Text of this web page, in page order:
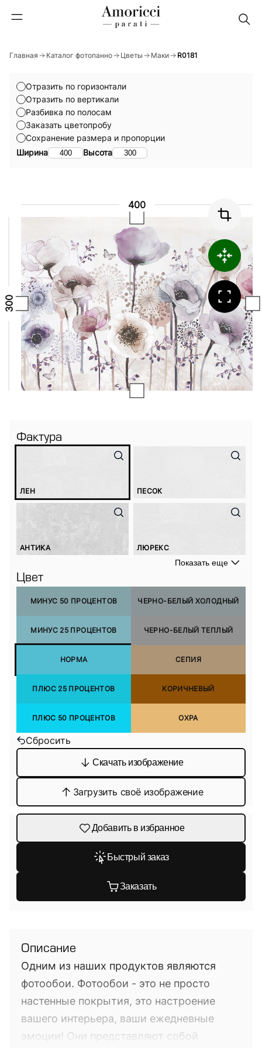
Главная Каталог фотопанно Цветы Маки R0181
Ширина Высота
Сохранение размера и пропорции
Отразить по горизонтали
Отразить по вертикали
Разбивка по полосам
Заказать цветопробу
Фактура
ЛЕН ПЕСОК
АНТИКА ЛЮРЕКС
Показать еще
Цвет
МИНУС 50 ПРОЦЕНТОВ
МИНУС 25 ПРОЦЕНТОВ
НОРМА
ПЛЮС 25 ПРОЦЕНТОВ
ПЛЮС 50 ПРОЦЕНТОВ
ЧЕРНО-БЕЛЫЙ ХОЛОДНЫЙ
ЧЕРНО-БЕЛЫЙ ТЕПЛЫЙ
СЕПИЯ
КОРИЧНЕВЫЙ
ОХРА
Сбросить
Скачать изображение
Загрузить своё изображение
Добавить в избранное
Быстрый заказ
Заказать
Описание
Одним из наших продуктов являются
фотообои. Фотообои - это не просто
настенные покрытия, это настроение
вашего интерьера, ваши ежедневные
эмоции! Они представляют собой